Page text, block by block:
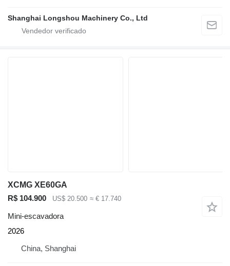
Shanghai Longshou Machinery Co., Ltd
XCMG XE60GA
R$ 104.900
US$ 20.500 ≈ € 17.740
Mini-escavadora
2026
China, Shanghai